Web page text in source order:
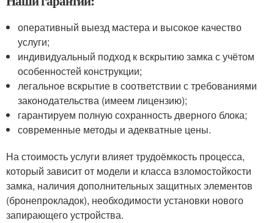
оперативный выезд мастера и высокое качество
услуги;
индивидуальный подход к вскрытию замка с учётом
особенностей конструкции;
легальное вскрытие в соответствии с требованиями
законодательства (имеем лицензию);
гарантируем полную сохранность дверного блока;
современные методы и адекватные цены.
На стоимость услуги влияет трудоёмкость процесса,
который зависит от модели и класса взломостойкости
замка, наличия дополнительных защитных элементов
(бронепрокладок), необходимости установки нового
запирающего устройства.